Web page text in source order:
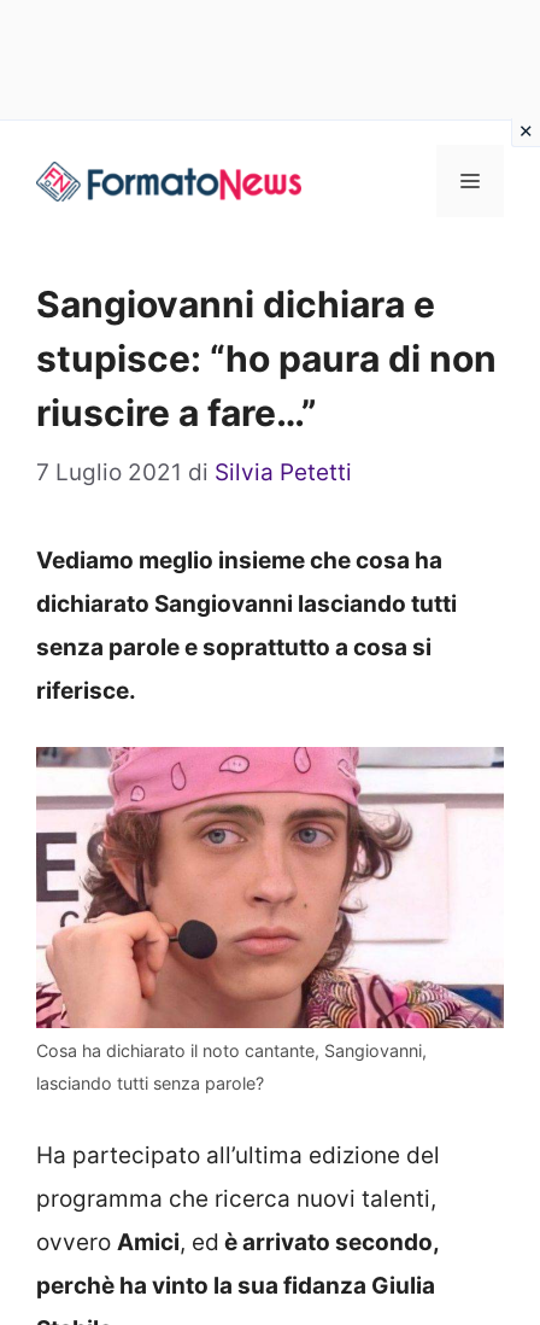
Menu
Sangiovanni dichiara e
stupisce: “ho paura di non
riuscire a fare…”
7 Luglio 2021 di Silvia Petetti
Vediamo meglio insieme che cosa ha
dichiarato Sangiovanni lasciando tutti
senza parole e soprattutto a cosa si
riferisce.
Cosa ha dichiarato il noto cantante, Sangiovanni,
lasciando tutti senza parole?
Ha partecipato all’ultima edizione del
programma che ricerca nuovi talenti,
ovvero Amici, ed è arrivato secondo,
perchè ha vinto la sua fidanza Giulia